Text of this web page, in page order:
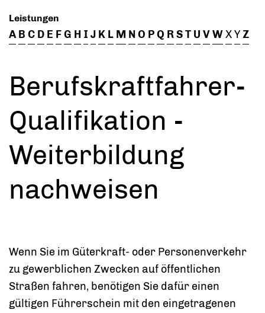
Leistungen
A B C D E FG H I J K L M NO PQ RST U VWXYZ
Berufskraftfahrer-
Qualifikation -
Weiterbildung
nachweisen
Wenn Sie im Güterkraft- oder Personenverkehr
zu gewerblichen Zwecken auf öffentlichen
Straßen fahren, benötigen Sie dafür einen
gültigen Führerschein mit den eingetragenen